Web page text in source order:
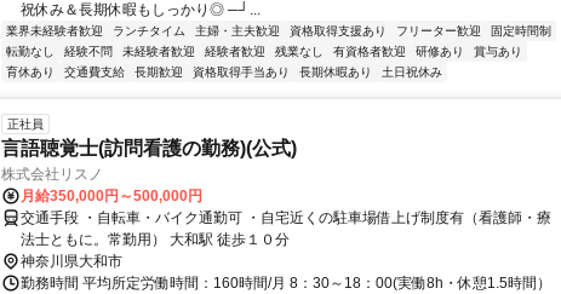
祝休み＆長期休暇もしっかり◎ ─┘...
業界未経験者歓迎 ランチタイム 主婦・主夫歓迎 資格取得支援あり フリーター歓迎
固定時間制
転勤なし
経験不問 未経験者歓迎 経験者歓迎 残業なし 有資格者歓迎 研修あり
賞与あり
育休あり
交通費支給 長期歓迎 資格取得手当あり 長期休暇あり 土日祝休み
正社員
言語聴覚士(訪問看護の勤務)(公式)
株式会社リスノ
月給350,000円～500,000円
交通手段 ・自転車・バイク通勤可 ・自宅近くの駐車場借上げ制度有（看護師・療
法士ともに。常勤用） 大和駅 徒歩１０分
神奈川県大和市
勤務時間 平均所定労働時間：160時間/月 8：30～18：00(実働8h・休憩1.5時間）